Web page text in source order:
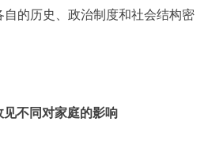
的历史、政治制度和社会结构密
见不同对家庭的影响